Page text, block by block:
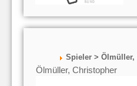
Spieler > Ölmüller,
Ölmüller, Christopher